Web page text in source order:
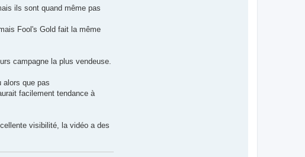
ils sont quand même pas
Fool's Gold fait la même
campagne la plus vendeuse.
alors que pas
facilement tendance à
visibilité, la vidéo a des